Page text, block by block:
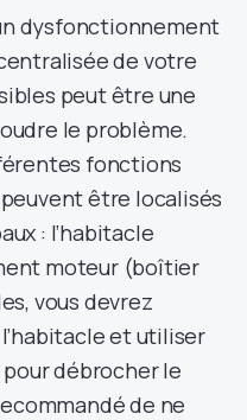
dysfonctionnement
de votre
peut être une
le problème.
fonctions
être localisés
: l’habitacle
moteur (boîtier
vous devrez
et utiliser
pour débrocher le
de ne